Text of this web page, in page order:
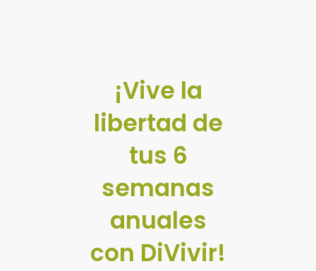
¡Vive la
libertad de
tus 6
semanas
anuales
con DiVivir!